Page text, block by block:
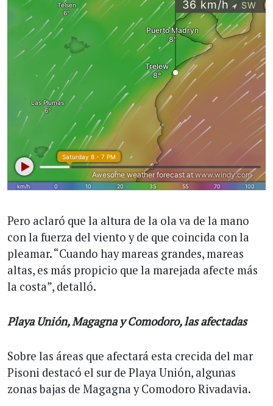
Pero aclaró que la altura de la ola va de la mano
con la fuerza del viento y de que coincida con la
pleamar. “Cuando hay mareas grandes, mareas
altas, es más propicio que la marejada afecte más
la costa”, detalló.
Playa Unión, Magagna y Comodoro, las afectadas
Sobre las áreas que afectará esta crecida del mar
Pisoni destacó el sur de Playa Unión, algunas
zonas bajas de Magagna y Comodoro Rivadavia.